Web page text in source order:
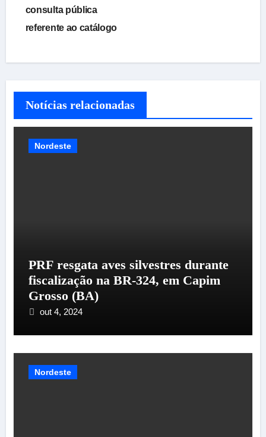
consulta pública
referente ao catálogo
Notícias relacionadas
Nordeste
PRF resgata aves silvestres durante
fiscalização na BR-324, em Capim
Grosso (BA)
out 4, 2024
Nordeste